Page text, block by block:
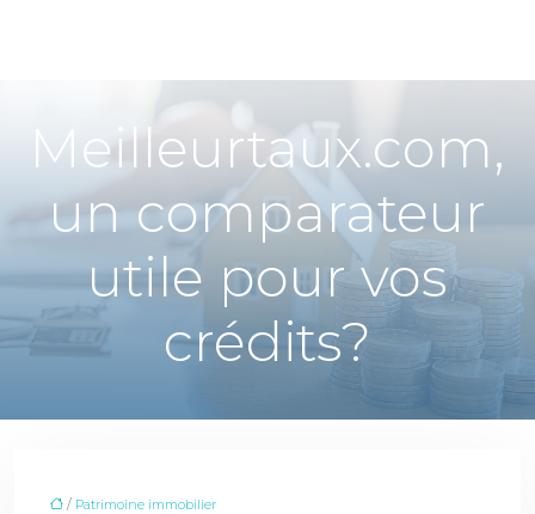
Meilleurtaux.com,
un comparateur
utile pour vos
crédits?
/ Patrimoine immobilier